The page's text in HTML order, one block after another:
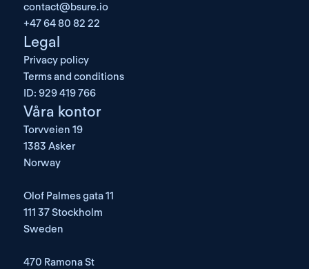
contact@bsure.io
+47 64 80 82 22
Legal
Privacy policy
Terms and conditions
ID: 929 419 766
Våra kontor
Torvveien 19
1383 Asker
Norway
Olof Palmes gata 11
111 37 Stockholm
Sweden
470 Ramona St